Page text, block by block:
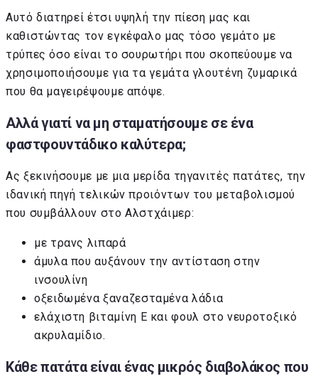
Αυτό διατηρεί έτσι υψηλή την πίεση μας και
καθιστώντας τον εγκέφαλο μας τόσο γεμάτο με
τρύπες όσο είναι το σουρωτήρι που σκοπεύουμε να
χρησιμοποιήσουμε για τα γεμάτα γλουτένη ζυμαρικά
που θα μαγειρέψουμε απόψε.
Αλλά γιατί να μη σταματήσουμε σε ένα
φαστφουντάδικο καλύτερα;
Ας ξεκινήσουμε με μια μερίδα τηγανιτές πατάτες, την
ιδανική πηγή τελικών προιόντων του μεταβολισμού
που συμβάλλουν στο Αλστχάιμερ:
με τρανς λιπαρά
άμυλα που αυξάνουν την αντίσταση στην
ινσουλίνη
οξειδωμένα ξαναζεσταμένα λάδια
ελάχιστη βιταμίνη Ε και φουλ στο νευροτοξικό
ακρυλαμίδιο.
Κάθε πατάτα είναι ένας μικρός διαβολάκος που